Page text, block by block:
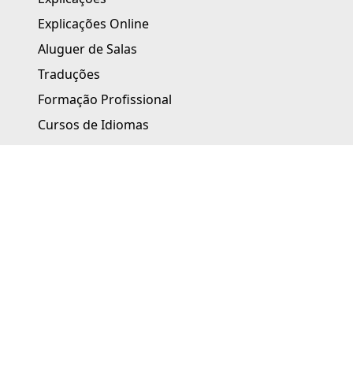
Explicações Online
Aluguer de Salas
Traduções
Formação Profissional
Cursos de Idiomas